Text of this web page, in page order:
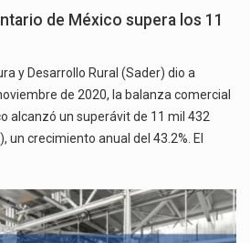
de México supera los 11
y Desarrollo Rural (Sader) dio a
de 2020, la balanza comercial
alcanzó un superávit de 11 mil 432
un crecimiento anual del 43.2%. El